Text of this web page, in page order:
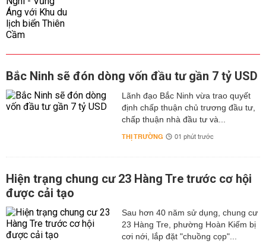
Bắc Ninh sẽ đón dòng vốn đầu tư gần 7 tỷ USD
Lãnh đạo Bắc Ninh vừa trao quyết
định chấp thuận chủ trương đầu tư,
chấp thuận nhà đầu tư và...
THỊ TRƯỜNG 01 phút trước
Hiện trạng chung cư 23 Hàng Tre trước cơ hội
được cải tạo
Sau hơn 40 năm sử dụng, chung cư
23 Hàng Tre, phường Hoàn Kiếm bị
cơi nới, lắp đặt "chuồng cọp"...